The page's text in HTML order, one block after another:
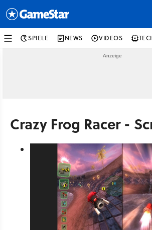
SPIELE NEWS VIDEOS
Crazy Frog Racer -